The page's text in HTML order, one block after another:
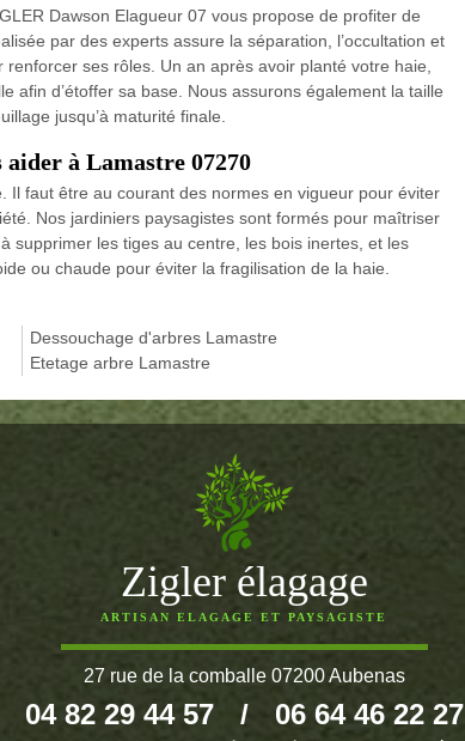
Dawson Elagueur 07 vous propose de profiter de
par des experts assure la séparation, l’occultation et
ses rôles. Un an après avoir planté votre haie,
afin d’étoffer sa base. Nous assurons également la taille
jusqu’à maturité finale.
à Lamastre 07270
Il faut être au courant des normes en vigueur pour éviter
Nos jardiniers paysagistes sont formés pour maîtriser
supprimer les tiges au centre, les bois inertes, et les
ou chaude pour éviter la fragilisation de la haie.
Dessouchage d'arbres Lamastre
Etetage arbre Lamastre
Zigler élagage
ARTISAN ELAGAGE ET PAYSAGISTE
27 rue de la comballe 07200 Aubenas
04 82 29 44 57 / 06 64 46 22 27